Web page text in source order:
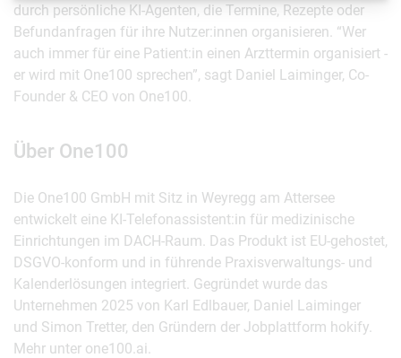
durch persönliche KI-Agenten, die Termine, Rezepte oder
Befundanfragen für ihre Nutzer:innen organisieren. “Wer
auch immer für eine Patient:in einen Arzttermin organisiert -
er wird mit One100 sprechen”, sagt Daniel Laiminger, Co-
Founder & CEO von One100.
Über One100
Die One100 GmbH mit Sitz in Weyregg am Attersee
entwickelt eine KI-Telefonassistent:in für medizinische
Einrichtungen im DACH-Raum. Das Produkt ist EU-gehostet,
DSGVO-konform und in führende Praxisverwaltungs- und
Kalenderlösungen integriert. Gegründet wurde das
Unternehmen 2025 von Karl Edlbauer, Daniel Laiminger
und Simon Tretter, den Gründern der Jobplattform hokify.
Mehr unter one100.ai.